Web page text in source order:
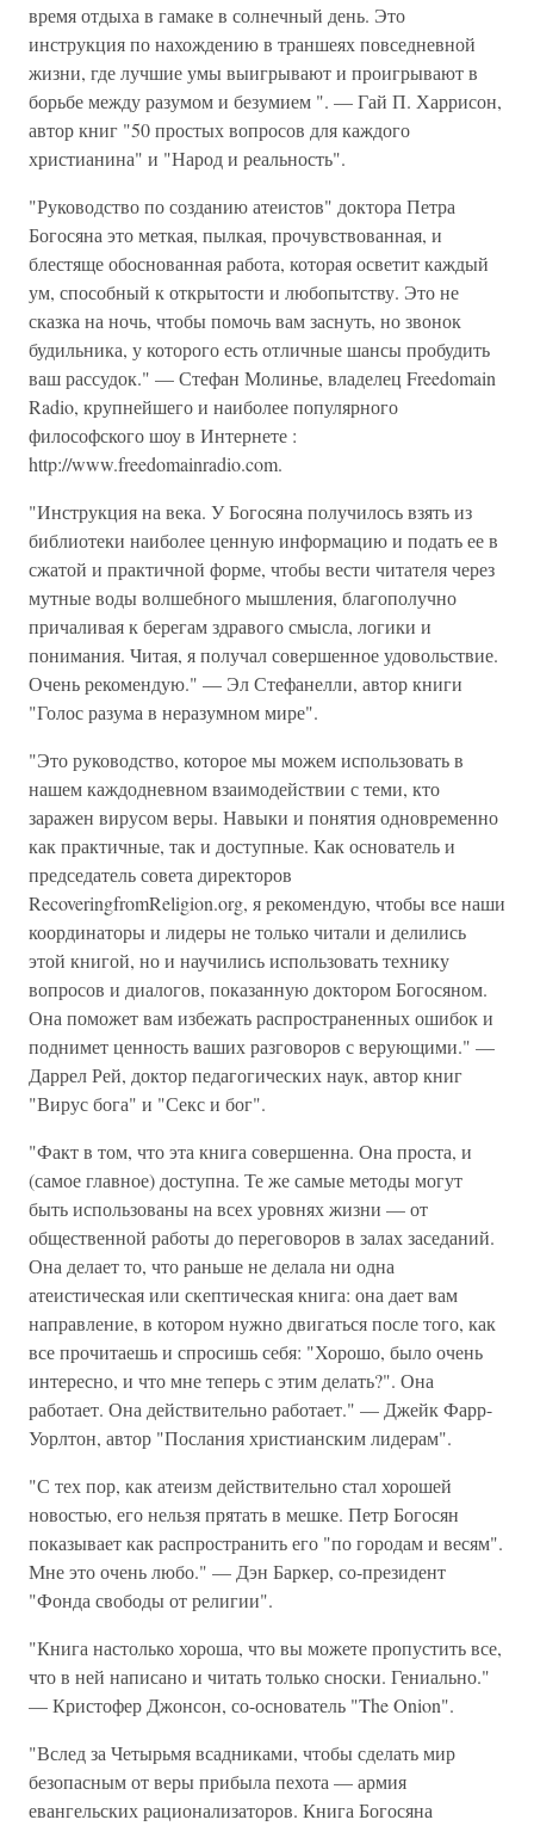
время отдыха в гамаке в солнечный день. Это
инструкция по нахождению в траншеях повседневной
жизни, где лучшие умы выигрывают и проигрывают в
борьбе между разумом и безумием ". — Гай П. Харрисон,
автор книг "50 простых вопросов для каждого
христианина" и "Народ и реальность".
"Руководство по созданию атеистов" доктора Петра
Богосяна это меткая, пылкая, прочувствованная, и
блестяще обоснованная работа, которая осветит каждый
ум, способный к открытости и любопытству. Это не
сказка на ночь, чтобы помочь вам заснуть, но звонок
будильника, у которого есть отличные шансы пробудить
ваш рассудок." — Стефан Молинье, владелец Freedomain
Radio, крупнейшего и наиболее популярного
философского шоу в Интернете :
http://www.freedomainradio.com.
"Инструкция на века. У Богосяна получилось взять из
библиотеки наиболее ценную информацию и подать ее в
сжатой и практичной форме, чтобы вести читателя через
мутные воды волшебного мышления, благополучно
причаливая к берегам здравого смысла, логики и
понимания. Читая, я получал совершенное удовольствие.
Очень рекомендую." — Эл Стефанелли, автор книги
"Голос разума в неразумном мире".
"Это руководство, которое мы можем использовать в
нашем каждодневном взаимодействии с теми, кто
заражен вирусом веры. Навыки и понятия одновременно
как практичные, так и доступные. Как основатель и
председатель совета директоров
RecoveringfromReligion.org, я рекомендую, чтобы все наши
координаторы и лидеры не только читали и делились
этой книгой, но и научились использовать технику
вопросов и диалогов, показанную доктором Богосяном.
Она поможет вам избежать распространенных ошибок и
поднимет ценность ваших разговоров с верующими." —
Даррел Рей, доктор педагогических наук, автор книг
"Вирус бога" и "Секс и бог".
"Факт в том, что эта книга совершенна. Она проста, и
(самое главное) доступна. Те же самые методы могут
быть использованы на всех уровнях жизни — от
общественной работы до переговоров в залах заседаний.
Она делает то, что раньше не делала ни одна
атеистическая или скептическая книга: она дает вам
направление, в котором нужно двигаться после того, как
все прочитаешь и спросишь себя: "Хорошо, было очень
интересно, и что мне теперь с этим делать?". Она
работает. Она действительно работает." — Джейк Фарр-
Уорлтон, автор "Послания христианским лидерам".
"С тех пор, как атеизм действительно стал хорошей
новостью, его нельзя прятать в мешке. Петр Богосян
показывает как распространить его "по городам и весям".
Мне это очень любо." — Дэн Баркер, со-президент
"Фонда свободы от религии".
"Книга настолько хороша, что вы можете пропустить все,
что в ней написано и читать только сноски. Гениально."
— Кристофер Джонсон, со-основатель "The Onion".
"Вслед за Четырьмя всадниками, чтобы сделать мир
безопасным от веры прибыла пехота — армия
евангельских рационализаторов. Книга Богосяна